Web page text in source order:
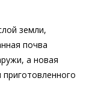
земли,
почва
а новая